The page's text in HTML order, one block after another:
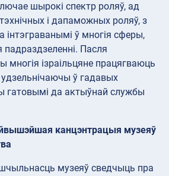
шырокі спектр роляў, ад
і дапаможных роляў, з
ў многія сферы,
Пасля
многія ізраільцяне працягваюць
ў гадавых
гатовымі да актыўнай службы
канцэнтрацыя музеяў
музеяў сведчыць пра